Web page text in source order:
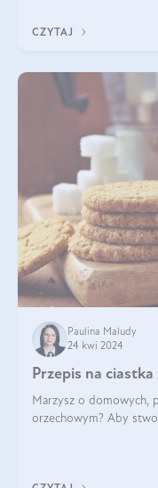
CZYTAJ
Paulina Maludy
24 kwi 2024
Przepis na
Marzysz o domowych,
orzechowym? Aby